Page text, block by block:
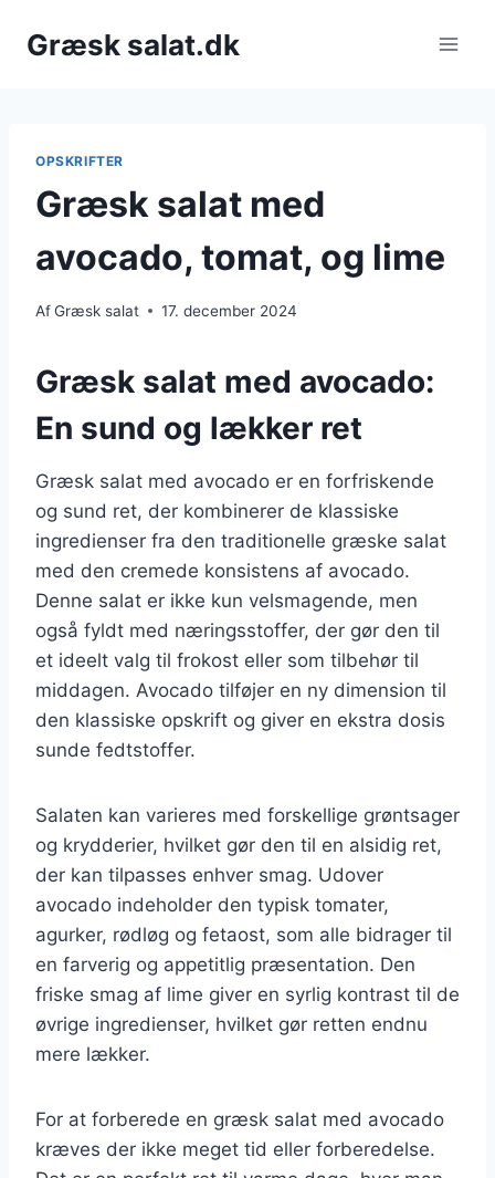
Græsk salat.dk
OPSKRIFTER
Græsk salat med
avocado, tomat, og lime
AfGræsk salat 17. december 2024
Græsk salat med avocado:
En sund og lækker ret
Græsk salat med avocado er en forfriskende
og sund ret, der kombinerer de klassiske
ingredienser fra den traditionelle græske salat
med den cremede konsistens af avocado.
Denne salat er ikke kun velsmagende, men
også fyldt med næringsstoffer, der gør den til
et ideelt valg til frokost eller som tilbehør til
middagen. Avocado tilføjer en ny dimension til
den klassiske opskrift og giver en ekstra dosis
sunde fedtstoffer.
Salaten kan varieres med forskellige grøntsager
og krydderier, hvilket gør den til en alsidig ret,
der kan tilpasses enhver smag. Udover
avocado indeholder den typisk tomater,
agurker, rødløg og fetaost, som alle bidrager til
en farverig og appetitlig præsentation. Den
friske smag af lime giver en syrlig kontrast til de
øvrige ingredienser, hvilket gør retten endnu
mere lækker.
For at forberede en græsk salat med avocado
kræves der ikke meget tid eller forberedelse.